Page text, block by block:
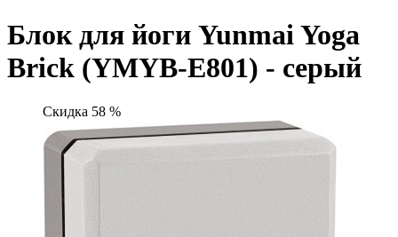
Блок для йоги Yunmai Yoga
Brick (YMYB-E801) - серый
Скидка 58 %